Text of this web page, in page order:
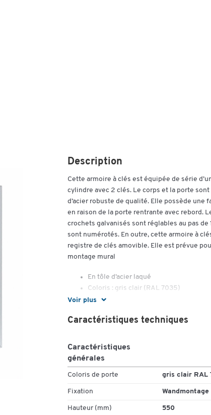
Voir plus
Description
Cette armoire à clés est équipée de série
cylindre avec 2 clés. Le corps et la porte sont
d’acier robuste de qualité. Elle possède une
en raison de la porte rentrante avec rebord.
crochets galvanisés sont réglables au pas de
sont numérotés. En outre, cette armoire à
registre de clés amovible. Elle est prévue
montage mural
En tôle d’acier laqué
Coloris : gris clair (RAL 7035)
Avec serrure à cylindre et 2 clés
mm, 3,2 kg
mm, 4,4 kg
Modèle "S 50" : pour 50 clés, l. 380 x P
mm, 6 kg
Modèle "S 150" : pour 150 clés, l. 380 x
550 mm, 13,7 kg, 1 cloison médiane
550 mm, 9,6 kg, 1 cloison médiane
Caractéristiques techniques
Caractéristiques
générales
Coloris de porte gris clair RAL
Fixation Wandmontage
Hauteur (mm) 550